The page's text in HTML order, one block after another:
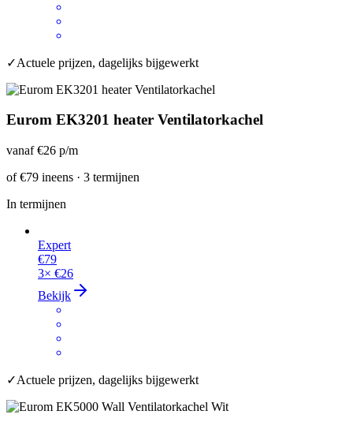
✓Actuele prijzen, dagelijks bijgewerkt
Eurom EK3201 heater Ventilatorkachel
vanaf€26 p/m
of€79 ineens · 3 termijnen
In termijnen
Expert
€79
3× €26
Bekijk
✓Actuele prijzen, dagelijks bijgewerkt